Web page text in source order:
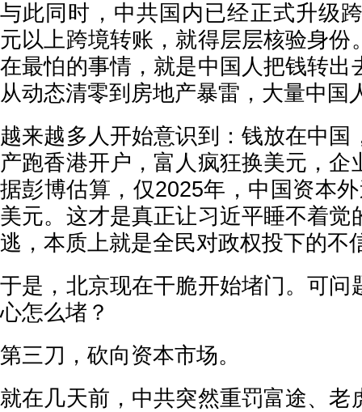
与此同时，中共国内已经正式升级
元以上跨境转账，就得层层核验身份
在最怕的事情，就是中国人把钱转出
从动态清零到房地产暴雷，大量中国
越来越多人开始意识到：钱放在中国
产跑香港开户，富人疯狂换美元，企
据彭博估算，仅2025年，中国资本
美元。这才是真正让习近平睡不着觉
逃，本质上就是全民对政权投下的不
于是，北京现在干脆开始堵门。可问
心怎么堵？
第三刀，砍向资本市场。
就在几天前，中共突然重罚富途、老